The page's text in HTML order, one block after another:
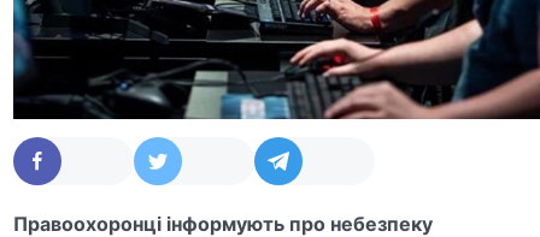
Правоохоронці інформують про небезпеку